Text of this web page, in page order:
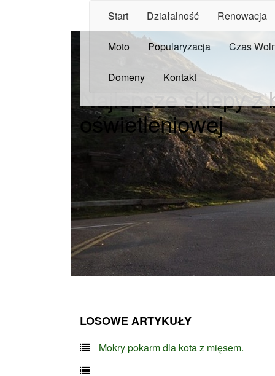
Start Działalność Renowacja
Moto Popularyzacja Czas
Domeny Kontakt
Najlepsze sklepy z
oświetleniowej
LOSOWE ARTYKUŁY
Mokry pokarm dla kota z mięsem.